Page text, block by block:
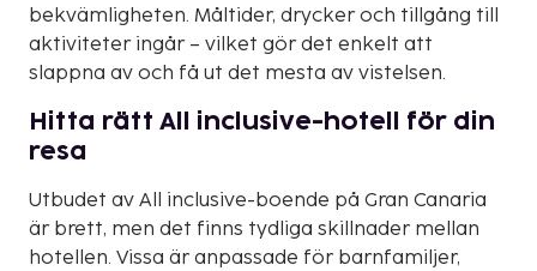
bekvämligheten. Måltider, drycker och tillgång till
aktiviteter ingår – vilket gör det enkelt att
slappna av och få ut det mesta av vistelsen.
Hitta rätt All inclusive-hotell för din
resa
Utbudet av All inclusive-boende på Gran Canaria
är brett, men det finns tydliga skillnader mellan
hotellen. Vissa är anpassade för barnfamiljer,